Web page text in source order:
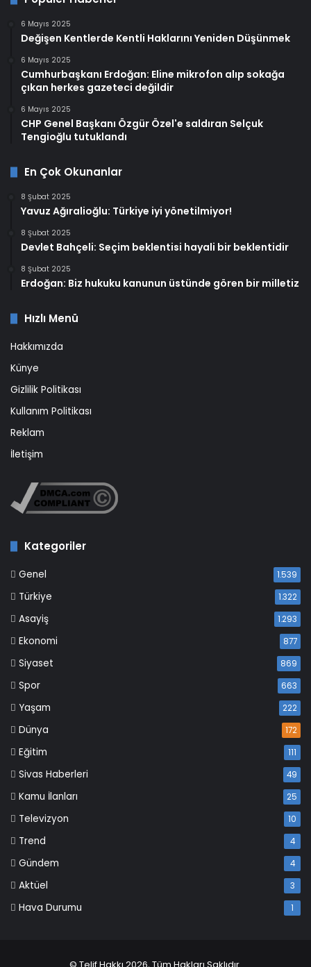
6 Mayıs 2025
Değişen Kentlerde Kentli Haklarını Yeniden Düşünmek
6 Mayıs 2025
Cumhurbaşkanı Erdoğan: Eline mikrofon alıp sokağa
çıkan herkes gazeteci değildir
6 Mayıs 2025
CHP Genel Başkanı Özgür Özel'e saldıran Selçuk
Tengioğlu tutuklandı
En Çok Okunanlar
8 Şubat 2025
Yavuz Ağıralioğlu: Türkiye iyi yönetilmiyor!
8 Şubat 2025
Devlet Bahçeli: Seçim beklentisi hayali bir beklentidir
8 Şubat 2025
Erdoğan: Biz hukuku kanunun üstünde gören bir milletiz
Hızlı Menü
Hakkımızda
Künye
Gizlilik Politikası
Kullanım Politikası
Reklam
İletişim
Kategoriler
Genel 1.539
Türkiye 1.322
Asayiş 1.293
Ekonomi 877
Siyaset 869
Spor 663
Yaşam 222
Dünya 172
Eğitim 111
Sivas Haberleri 49
Kamu İlanları 25
Televizyon 10
Trend 4
Gündem 4
Aktüel 3
Hava Durumu 1